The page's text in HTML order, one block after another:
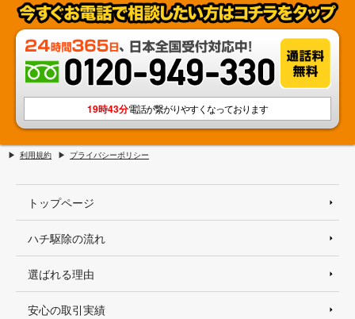
19時43分電話が繋がりやすくなっております
利用規約 プライバシーポリシー
トップページ
ハチ駆除の流れ
選ばれる理由
安心の取引実績